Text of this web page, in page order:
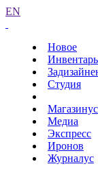
EN
Новое
Инвентарь
Студия
Магазинус
Медиа
Экспресс
Иронов
Журналус